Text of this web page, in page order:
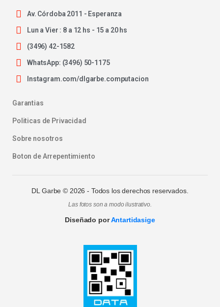
Av. Córdoba 2011 - Esperanza
Lun a Vier : 8 a 12 hs - 15 a 20 hs
(3496) 42-1582
WhatsApp: (3496) 50-1175
Instagram.com/dlgarbe.computacion
Garantias
Politicas de Privacidad
Sobre nosotros
Boton de Arrepentimiento
DL Garbe © 2026 - Todos los derechos reservados.
Las fotos son a modo ilustrativo.
Diseñado porAntartidasige